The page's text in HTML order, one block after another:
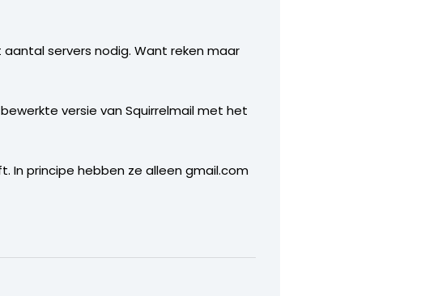
servers nodig. Want reken maar
versie van Squirrelmail met het
In principe hebben ze alleen gmail.com